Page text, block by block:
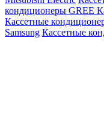
кондиционеры GREE
Кассетные
Samsung Кассетные